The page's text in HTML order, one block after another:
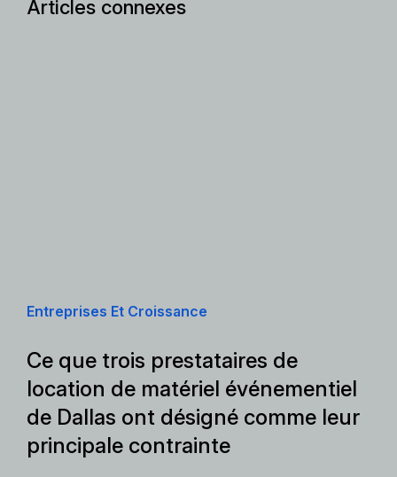
Articles connexes
Entreprises Et Croissance
Ce que trois prestataires de
location de matériel événementiel
de Dallas ont désigné comme leur
principale contrainte